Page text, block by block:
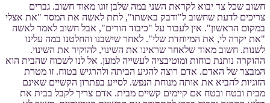
חשוב שכל צד יבוא לקראת השני במה שלבן זוגו מאוד חשוב. גברים
צריכים לדעת שחשוב ל"ודבק באשתו", לתת לאשה את המסר "את אצלי
במקום הראשון". אין לעבור על "כיבוד הורים", אבל חשוב לאמר לאשה
"את יקרה לי, את המיוחדת שלי". לאחר שישבנו והחלטנו במה עלינו
לשנות. חשוב מאוד שלאחר שראינו את השינוי, להוקיר את השינוי.
ההוקרה נותנת כוחות ומוטיבציה לעשייה למען. אל לנו לשכוח שהבית הוא
המבצר של האדם. אדם רוצה להגיע הביתה ולהרגיש בטוח. זו מטרת
הזוגיות להביא את אותה מנוחת הנפש. לסייע בפתרון הקשיים שאינם
מבית ובטח ובטח אם קיימים קשיים מבית. אדם צריך לקבל בבית את